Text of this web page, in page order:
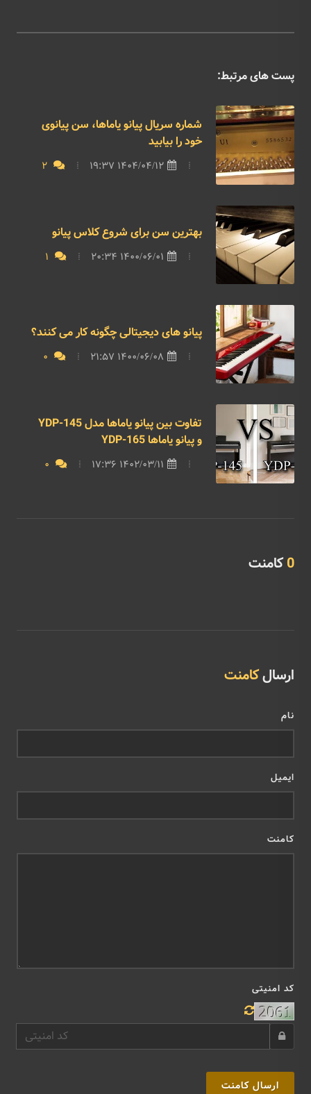
پست های مرتبط:
شماره سریال پیانو یاماها، سن پیانوی
خود را بیابید
1404/04/12 19:37
بهترین سن برای شروع کلاس پیانو
1400/06/01 20:34
پیانو های دیجیتالی چگونه کار می کنند؟
1400/06/08 21:57
تفاوت بین پیانو یاماها مدل YDP-145
و پیانو یاماها YDP-165
1402/03/11 17:36
0کامنت
ارسالکامنت
نام
ایمیل
کامنت
کد امنیتی
ارسال کامنت